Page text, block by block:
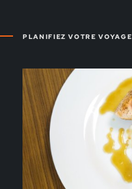
PLANIFIEZ VOTRE VOYAGE